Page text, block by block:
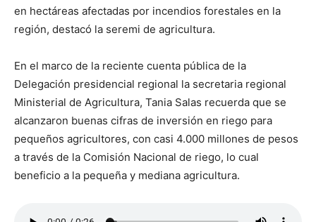
en hectáreas afectadas por incendios forestales en la
región, destacó la seremi de agricultura.
En el marco de la reciente cuenta pública de la
Delegación presidencial regional la secretaria regional
Ministerial de Agricultura, Tania Salas recuerda que se
alcanzaron buenas cifras de inversión en riego para
pequeños agricultores, con casi 4.000 millones de pesos
a través de la Comisión Nacional de riego, lo cual
beneficio a la pequeña y mediana agricultura.